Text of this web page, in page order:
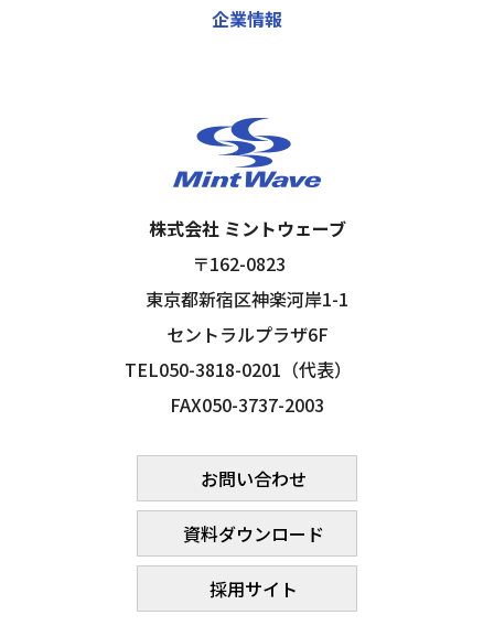
企業情報
株式会社 ミントウェーブ
〒162-0823
東京都新宿区神楽河岸1-1
セントラルプラザ6F
TEL050-3818-0201（代表）
FAX050-3737-2003
お問い合わせ
資料ダウンロード
採用サイト